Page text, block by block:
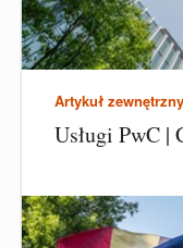
Artykuł zewnętrzny
Usługi PwC |